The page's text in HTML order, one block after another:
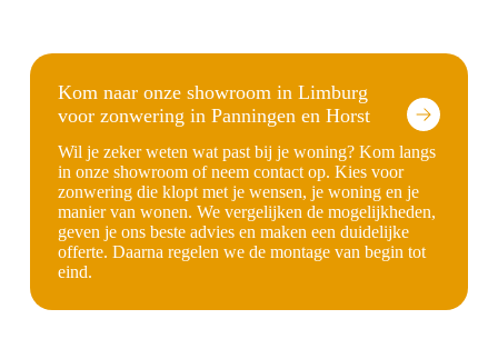
Kom naar onze showroom in Limburg
voor zonwering in Panningen en Horst
Wil je zeker weten wat past bij je woning? Kom langs
in onze showroom of neem contact op. Kies voor
zonwering die klopt met je wensen, je woning en je
manier van wonen. We vergelijken de mogelijkheden,
geven je ons beste advies en maken een duidelijke
offerte. Daarna regelen we de montage van begin tot
eind.